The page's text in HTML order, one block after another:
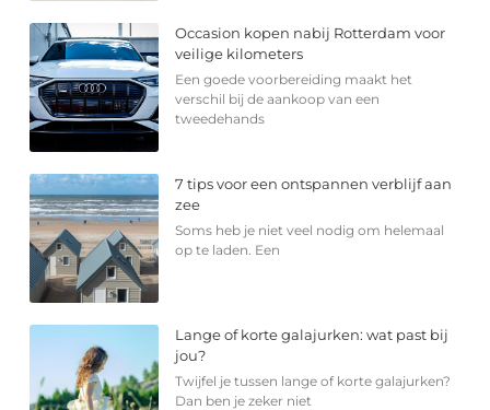
Occasion kopen nabij Rotterdam voor
veilige kilometers
Een goede voorbereiding maakt het
verschil bij de aankoop van een
tweedehands
7 tips voor een ontspannen verblijf aan
zee
Soms heb je niet veel nodig om helemaal
op te laden. Een
Lange of korte galajurken: wat past bij
jou?
Twijfel je tussen lange of korte galajurken?
Dan ben je zeker niet